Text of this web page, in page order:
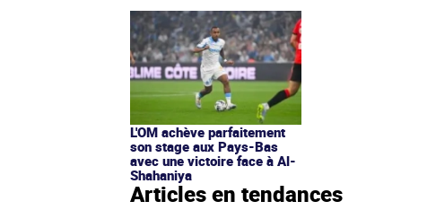
L'OM achève parfaitement
son stage aux Pays-Bas
avec une victoire face à Al-
Shahaniya
Articles en tendances